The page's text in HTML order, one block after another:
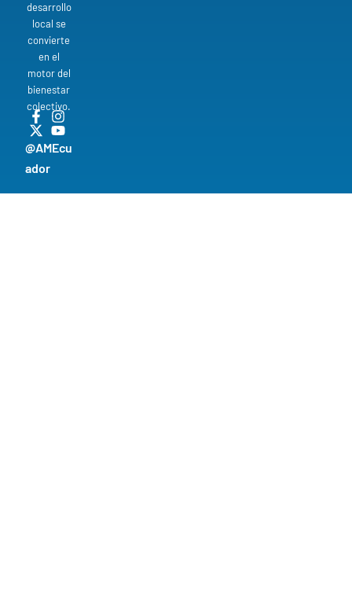
desarrollo
local se
convierte
en el
motor del
bienestar
colectivo.
@AMEcu
ador